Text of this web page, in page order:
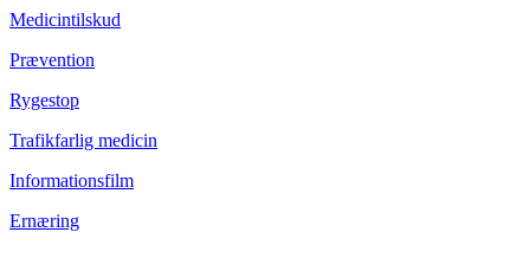
Medicintilskud
Prævention
Rygestop
Trafikfarlig medicin
Informationsfilm
Ernæring